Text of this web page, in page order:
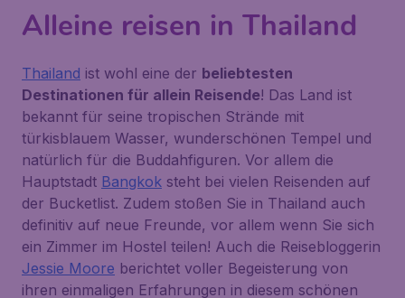
Alleine reisen in Thailand
Thailand ist wohl eine der beliebtesten
Destinationen für allein Reisende! Das Land ist
bekannt für seine tropischen Strände mit
türkisblauem Wasser, wunderschönen Tempel und
natürlich für die Buddahfiguren. Vor allem die
Hauptstadt Bangkok steht bei vielen Reisenden auf
der Bucketlist. Zudem stoßen Sie in Thailand auch
definitiv auf neue Freunde, vor allem wenn Sie sich
ein Zimmer im Hostel teilen! Auch die Reisebloggerin
Jessie Moore berichtet voller Begeisterung von
ihren einmaligen Erfahrungen in diesem schönen